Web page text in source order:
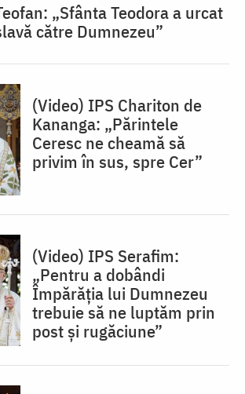
„Sfânta Teodora a urcat
către Dumnezeu”
(Video) IPS Chariton de
Kananga: „Părintele
Ceresc ne cheamă să
privim în sus, spre Cer”
(Video) IPS Serafim:
„Pentru a dobândi
Împărăția lui Dumnezeu
trebuie să ne luptăm prin
post și rugăciune”